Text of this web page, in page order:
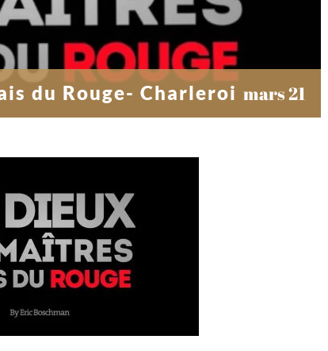
du Rouge- Charleroi mars 21